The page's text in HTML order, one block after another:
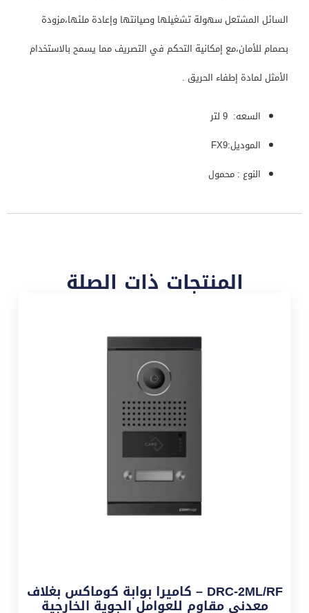
السائل المشتعل سهولة تشغيلها وصيانتها وإعادة ملئها،مزودة
بصمام للأمان،مع إمكانية التحكم في التصريف مما يسمح بالاستخدام
الأمثل لمادة إطفاء الحريق .
السعه: 9 لتر
الموديل:FX9
النوع : محمول
المنتجات ذات الصلة
DRC-2ML/RF – كاميرا بوابة كوماكس بغلاف
معدني مقاوم للعوامل الجوية الخارجية